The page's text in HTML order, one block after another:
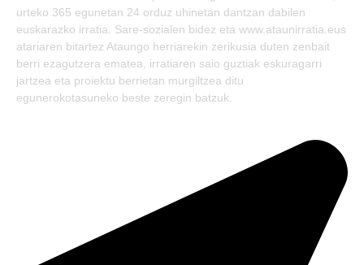
urteko 365 egunetan 24 orduz uhinetan dantzan dabilen
euskarazko irratia. Sare-sozialen bidez eta www.ataunirratia.eus
atariaren bitartez Ataungo herriarekin zerikusia duten zenbait
berri ezagutzera ematea, irratiaren saio guztiak eskuragarri
jartzea eta proiektu berrietan murgiltzea ditu
egunerokotasuneko beste zeregin batzuk.